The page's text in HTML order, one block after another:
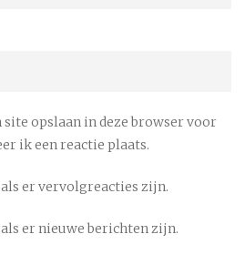
opslaan in deze browser voor
ik een reactie plaats.
er vervolgreacties zijn.
er nieuwe berichten zijn.